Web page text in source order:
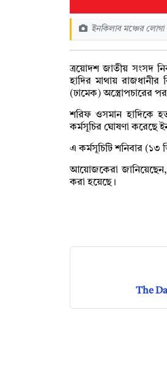
ইনকিলাব মঞ্চের লোগা
ত্রয়োদশ জাতীয় সংসদ
হাদির মাথায়
(ঢামেক) অস্ত্রোপচারের
শরিফ ওসমান হাদিকে
কর্মসূচির ঘোষণা করেছে
এ কর্মসূচিটি শনিবার (১৩
আয়োজকেরা
করা হয়েছে।
The